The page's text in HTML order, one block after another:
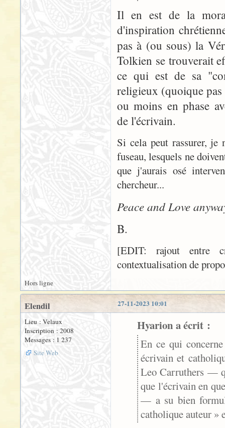
Il en est de la
d'inspiration
pas à (ou sous) la
Tolkien se trouverait
ce qui est de sa
religieux (quoique
ou moins en phase
de l'écrivain.
Si cela peut rassurer, je
fuseau, lesquels ne
que j'aurais osé
chercheur...
Peace and Love
B.
[EDIT: rajout entre
contextualisation de
Hors ligne
27-11-2023 10:01
Elendil
Lieu : Velaux
Inscription : 2008
Messages : 1 237
Site Web
Hyarion a écrit :
En ce qui
écrivain et
Leo Carruthers —
que l'écrivain en
— a su bien
catholique auteur »